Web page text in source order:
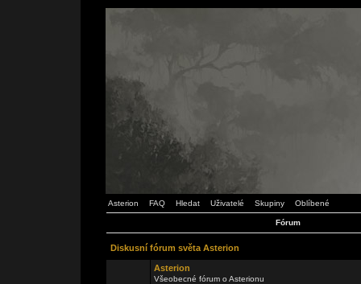
Asterion FAQ Hledat Uživatelé Skupiny Oblíbené
Fórum
Diskusní fórum světa Asterion
Asterion
Všeobecné fórum o Asterionu